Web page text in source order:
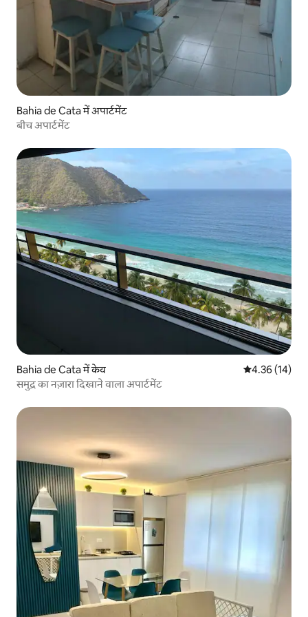
Bahia de Cata में अपार्टमेंट
बीच अपार्टमेंट
Bahia de Cata में केव औसत रेटिंग 5 में
4.36 (14)
समुद्र का नज़ारा दिखाने वाला अपार्टमेंट